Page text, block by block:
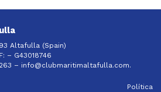
Altafulla (Spain)
– G43018746
– info@clubmaritimaltafulla.com.
Política